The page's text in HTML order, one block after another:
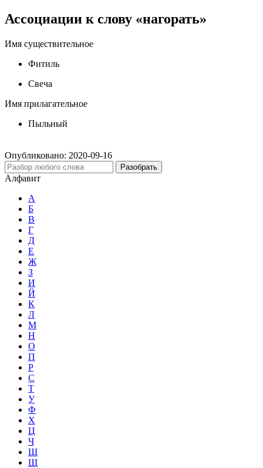
Ассоциации к слову «нагорать»
Имя существительное
Фитиль
Свеча
Имя прилагательное
Пыльный
Опубликовано: 2020-09-16
Разобрать
Алфавит
А
Б
В
Г
Д
Е
Ж
З
И
Й
К
Л
М
Н
О
П
Р
С
Т
У
Ф
Х
Ц
Ч
Ш
Щ